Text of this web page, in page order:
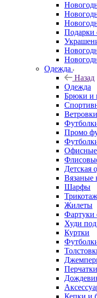
Подарки
Одежда
Назад
Одежда
Брюки и
Ветровки
Промо
Детская
Вязаные
Шарфы
Жилеты
Фартуки
Худи под
Куртки
Кепки и